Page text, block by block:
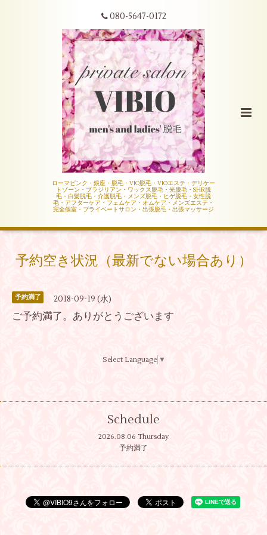
080-5647-0172
ローマピンク・銀座・脱毛・VIO脱毛・VIOエステ・デリケー
トゾーン・ブラジリアン・ワックス脱毛・光脱毛・SHR脱
毛・白髪脱毛・介護脱毛・メンズ脱毛・ヒゲ脱毛・女性脱
毛・アフターケア・フェムケア・オムケア・メンズエステ・
完全個室・プライベートサロン・出張脱毛・出張マッサージ
予約空き状況（最新でない場合あり）
予約満了 2018-09-19 (水)
ご予約満了。ありがとうございます
Select Language ▼
Schedule
2026.08.06 Thursday
予約満了